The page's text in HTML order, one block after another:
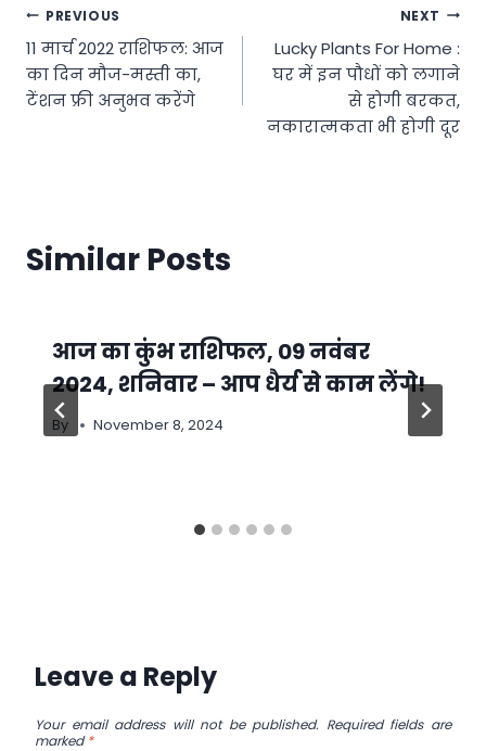
Post
navigation
PREVIOUS
11 मार्च 2022 राशिफल: आज
का दिन मौज-मस्ती का,
टेंशन फ्री अनुभव करेंगे
NEXT
Lucky Plants For Home :
घर में इन पौधों को लगाने
से होगी बरकत,
नकारात्मकता भी होगी दूर
Similar Posts
आज का कुंभ राशिफल, 09 नवंबर
2024, शनिवार – आप धैर्य से काम लेंगे!
By November 8, 2024
Leave a Reply
Your email address will not be published. Required fields are
marked*